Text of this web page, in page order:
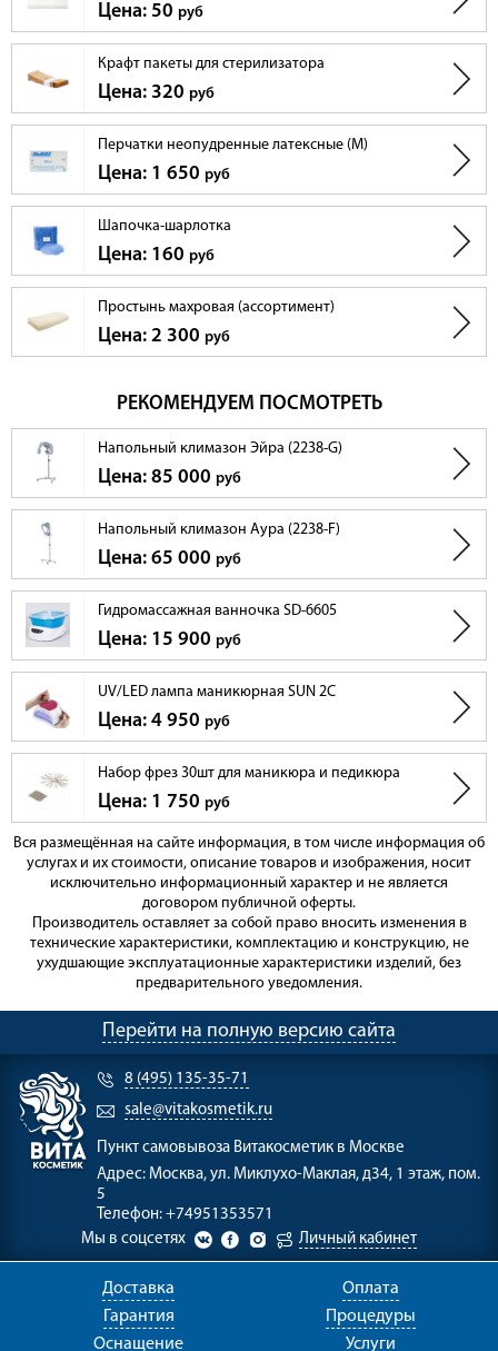
Цена: 50 руб
Крафт пакеты для стерилизатора
Цена: 320 руб
Перчатки неопудренные латексные (M)
Цена: 1 650 руб
Шапочка-шарлотка
Цена: 160 руб
Простынь махровая (ассортимент)
Цена: 2 300 руб
РЕКОМЕНДУЕМ ПОСМОТРЕТЬ
Напольный климазон Эйра (2238-G)
Цена: 85 000 руб
Напольный климазон Аура (2238-F)
Цена: 65 000 руб
Гидромассажная ванночка SD-6605
Цена: 15 900 руб
UV/LED лампа маникюрная SUN 2C
Цена: 4 950 руб
Набор фрез 30шт для маникюра и педикюра
Цена: 1 750 руб
Вся размещённая на сайте информация, в том числе информация об
услугах и их стоимости, описание товаров и изображения, носит
исключительно информационный характер и не является
договором публичной оферты.
Производитель оставляет за собой право вносить изменения в
технические характеристики, комплектацию и конструкцию, не
ухудшающие эксплуатационные характеристики изделий, без
предварительного уведомления.
Перейти на полную версию сайта
8 (495) 135-35-71
sale@vitakosmetik.ru
Пункт самовывоза Витакосметик в Москве
Адрес: Москва, ул. Миклухо-Маклая, д34, 1 этаж, пом.
5
Телефон: +74951353571
Мы в соцсетях
Личный кабинет
Доставка
Оплата
Гарантия
Процедуры
Оснащение
Услуги